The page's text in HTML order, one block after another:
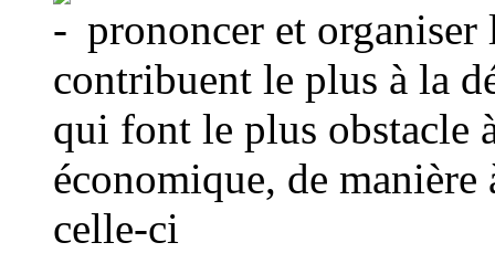
prononcer et
contribuent le plus à la
qui font le plus obstacle
économique, de
celle-ci